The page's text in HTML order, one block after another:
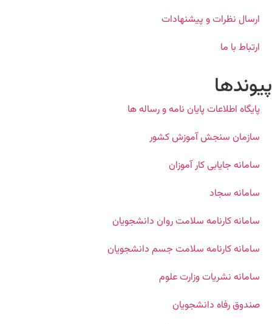
ارسال نظرات و پیشنهادات
ارتباط با ما
پیوندها
پایگاه اطلاعات پایان نامه و رساله ها
سازمان سنجش آموزش کشور
سامانه جایابی کار آموزان
سامانه سجاد
سامانه کارنامه سلامت روان دانشجویان
سامانه کارنامه سلامت جسم دانشجویان
سامانه نشریات وزارت علوم
صندوق رفاه دانشجویان